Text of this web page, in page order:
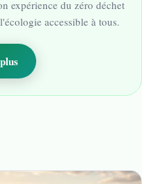
expérience du zéro déchet
accessible à tous.